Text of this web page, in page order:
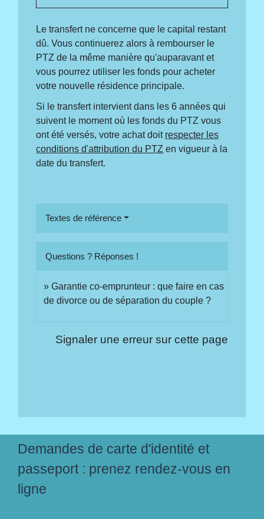
Le transfert ne concerne que le capital restant
dû. Vous continuerez alors à rembourser le
PTZ de la même manière qu'auparavant et
vous pourrez utiliser les fonds pour acheter
votre nouvelle résidence principale.
Si le transfert intervient dans les 6 années qui
suivent le moment où les fonds du PTZ vous
ont été versés, votre achat doit respecter les
conditions d'attribution du PTZ en vigueur à la
date du transfert.
Textes de référence
Questions ? Réponses !
Garantie co-emprunteur : que faire en cas
de divorce ou de séparation du couple ?
Signaler une erreur sur cette page
Demandes de carte d'identité et
passeport : prenez rendez-vous en
ligne